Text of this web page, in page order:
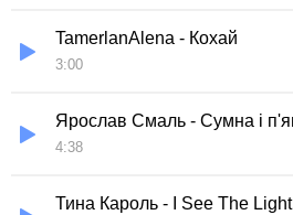
TamerlanAlena - Кохай
3:00
Ярослав Смаль - Сумна і
4:38
Тина Кароль - I See The Light